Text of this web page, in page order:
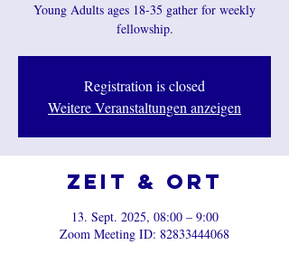
Young Adults ages 18-35 gather for weekly
fellowship.
Registration is closed
Weitere Veranstaltungen anzeigen
Zeit & Ort
13. Sept. 2025, 08:00 – 9:00
Zoom Meeting ID: 82833444068